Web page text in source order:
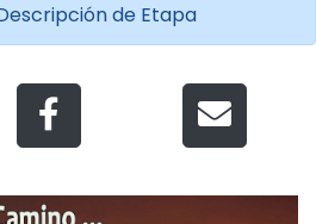
de Etapa